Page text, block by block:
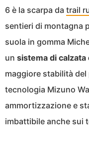
6 è la scarpa da trail
sentieri di montagna
suola in gomma
un sistema di
maggiore stabilità
tecnologia Mizuno
ammortizzazione e
imbattibile anche sui